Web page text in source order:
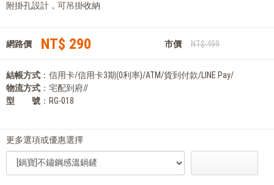
附掛孔設計，可吊掛收納
網路價 NT$ 290 市價 NT$ 499
結帳方式 ：信用卡/信用卡3期(0利率)/ATM/貨到付款/LINE Pay/
物流方式 ：宅配到府//
型 號 ：RG-018
更多選項或優惠選擇